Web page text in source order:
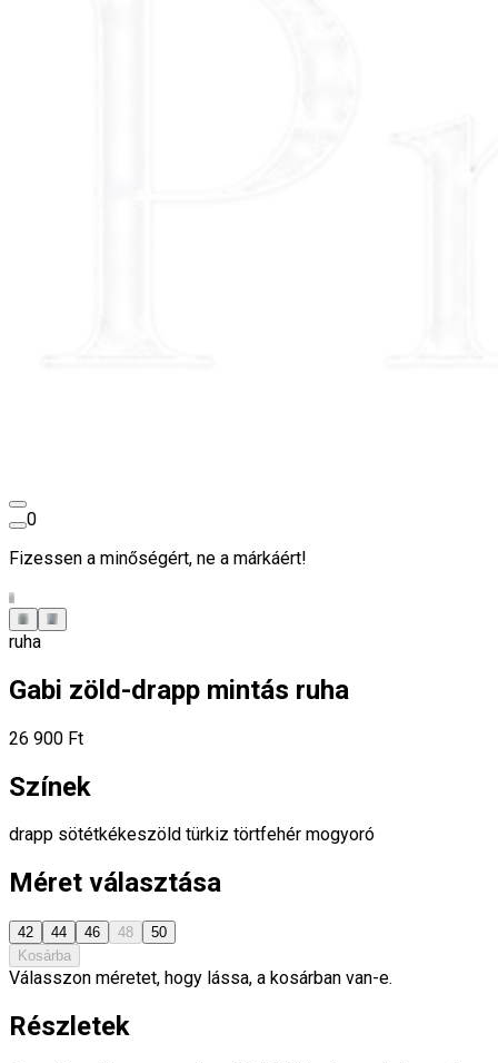
0
Fizessen a minőségért, ne a márkáért!
ruha
Gabi zöld-drapp mintás ruha
26 900 Ft
Színek
drapp sötétkékeszöld türkiz törtfehér mogyoró
Méret választása
42 44 46 48
50
Kosárba
Válasszon méretet, hogy lássa, a kosárban van-e.
Részletek